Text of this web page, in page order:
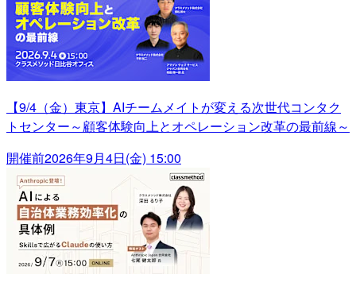
【9/4（金）東京】AIチームメイトが変える次世代コンタク
トセンター～顧客体験向上とオペレーション改革の最前線～
開催前2026年9月4日(金) 15:00